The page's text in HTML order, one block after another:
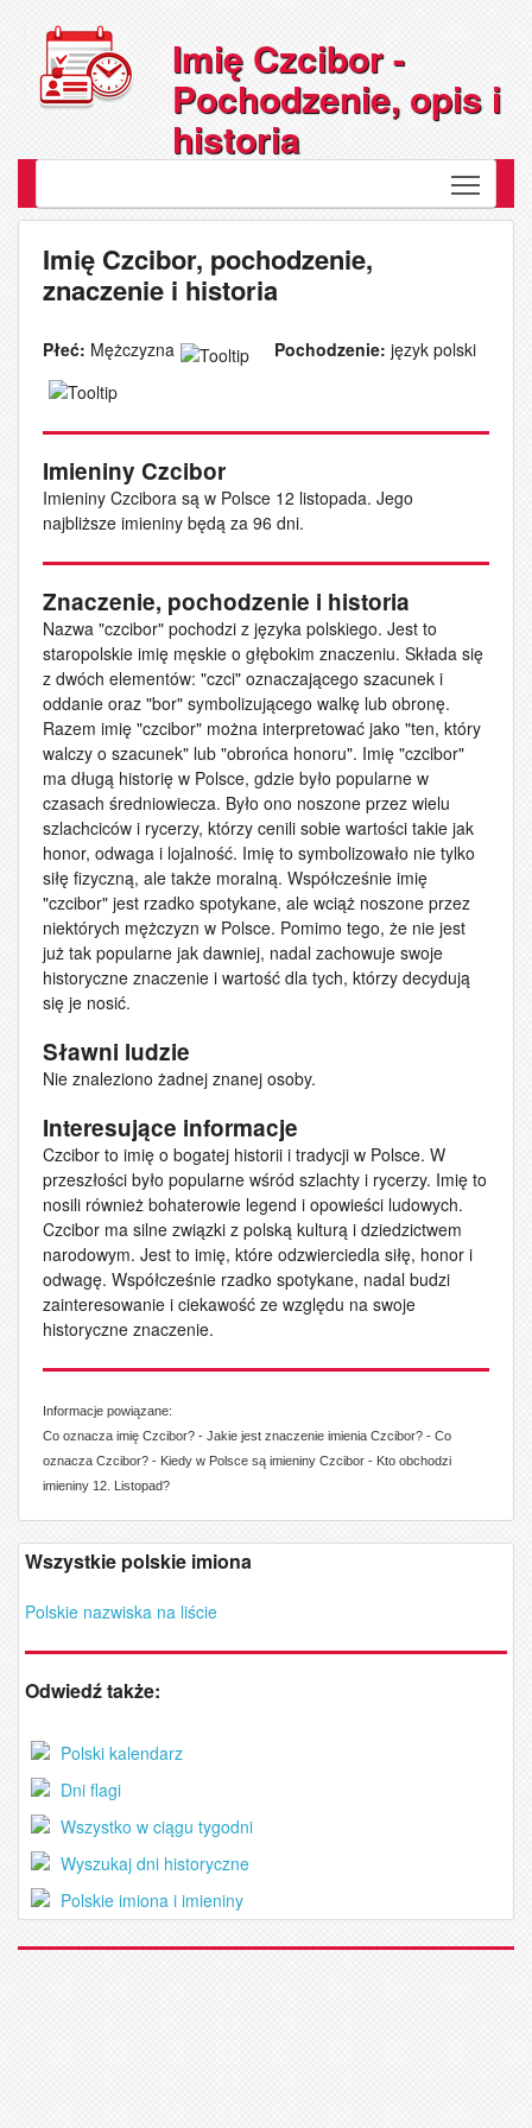
Imię Czcibor -
Pochodzenie, opis i
historia
Imię Czcibor, pochodzenie,
znaczenie i historia
Płeć: Mężczyzna Pochodzenie: język polski
Imieniny Czcibor
Imieniny Czcibora są w Polsce 12 listopada. Jego
najbliższe imieniny będą za 96 dni.
Znaczenie, pochodzenie i historia
Nazwa "czcibor" pochodzi z języka polskiego. Jest to
staropolskie imię męskie o głębokim znaczeniu. Składa się
z dwóch elementów: "czci" oznaczającego szacunek i
oddanie oraz "bor" symbolizującego walkę lub obronę.
Razem imię "czcibor" można interpretować jako "ten, który
walczy o szacunek" lub "obrońca honoru". Imię "czcibor"
ma długą historię w Polsce, gdzie było popularne w
czasach średniowiecza. Było ono noszone przez wielu
szlachciców i rycerzy, którzy cenili sobie wartości takie jak
honor, odwaga i lojalność. Imię to symbolizowało nie tylko
siłę fizyczną, ale także moralną. Współcześnie imię
"czcibor" jest rzadko spotykane, ale wciąż noszone przez
niektórych mężczyzn w Polsce. Pomimo tego, że nie jest
już tak popularne jak dawniej, nadal zachowuje swoje
historyczne znaczenie i wartość dla tych, którzy decydują
się je nosić.
Sławni ludzie
Nie znaleziono żadnej znanej osoby.
Interesujące informacje
Czcibor to imię o bogatej historii i tradycji w Polsce. W
przeszłości było popularne wśród szlachty i rycerzy. Imię to
nosili również bohaterowie legend i opowieści ludowych.
Czcibor ma silne związki z polską kulturą i dziedzictwem
narodowym. Jest to imię, które odzwierciedla siłę, honor i
odwagę. Współcześnie rzadko spotykane, nadal budzi
zainteresowanie i ciekawość ze względu na swoje
historyczne znaczenie.
Informacje powiązane:
Co oznacza imię Czcibor? - Jakie jest znaczenie imienia Czcibor? - Co
oznacza Czcibor? - Kiedy w Polsce są imieniny Czcibor - Kto obchodzi
imieniny 12. Listopad?
Wszystkie polskie imiona
Polskie nazwiska na liście
Odwiedź także:
Polski kalendarz
Dni flagi
Wszystko w ciągu tygodni
Wyszukaj dni historyczne
Polskie imiona i imieniny